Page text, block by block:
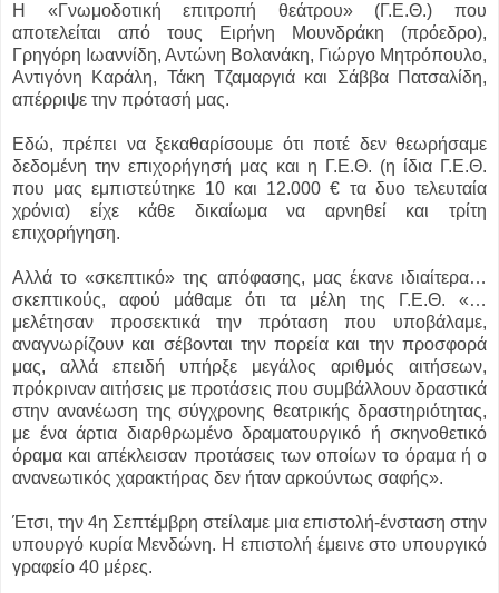
Η «Γνωμοδοτική επιτροπή θεάτρου» (Γ.Ε.Θ.) που
αποτελείται από τους Ειρήνη Μουνδράκη (πρόεδρο),
Γρηγόρη Ιωαννίδη, Αντώνη Βολανάκη, Γιώργο Μητρόπουλο,
Αντιγόνη Καράλη, Τάκη Τζαμαργιά και Σάββα Πατσαλίδη,
απέρριψε την πρότασή μας.
Εδώ, πρέπει να ξεκαθαρίσουμε ότι ποτέ δεν θεωρήσαμε
δεδομένη την επιχορήγησή μας και η Γ.Ε.Θ. (η ίδια Γ.Ε.Θ.
που μας εμπιστεύτηκε 10 και 12.000 € τα δυο τελευταία
χρόνια) είχε κάθε δικαίωμα να αρνηθεί και τρίτη
επιχορήγηση.
Αλλά το «σκεπτικό» της απόφασης, μας έκανε ιδιαίτερα…
σκεπτικούς, αφού μάθαμε ότι τα μέλη της Γ.Ε.Θ. «…
μελέτησαν προσεκτικά την πρόταση που υποβάλαμε,
αναγνωρίζουν και σέβονται την πορεία και την προσφορά
μας, αλλά επειδή υπήρξε μεγάλος αριθμός αιτήσεων,
πρόκριναν αιτήσεις με προτάσεις που συμβάλλουν δραστικά
στην ανανέωση της σύγχρονης θεατρικής δραστηριότητας,
με ένα άρτια διαρθρωμένο δραματουργικό ή σκηνοθετικό
όραμα και απέκλεισαν προτάσεις των οποίων το όραμα ή ο
ανανεωτικός χαρακτήρας δεν ήταν αρκούντως σαφής».
Έτσι, την 4η Σεπτέμβρη στείλαμε μια επιστολή-ένσταση στην
υπουργό κυρία Μενδώνη. Η επιστολή έμεινε στο υπουργικό
γραφείο 40 μέρες.